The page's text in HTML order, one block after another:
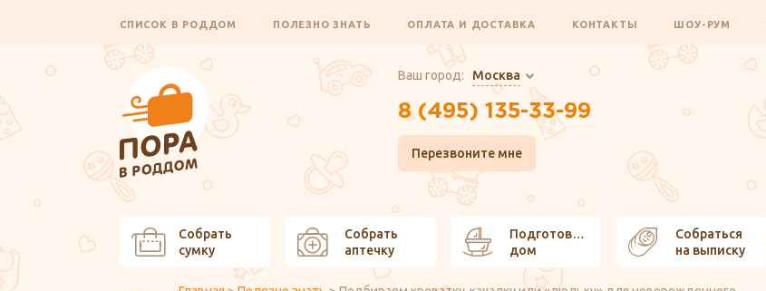
СПИСОК В РОДДОМ ПОЛЕЗНО ЗНАТЬ ОПЛАТА И ДОСТАВКА КОНТАКТЫ ШОУ-РУМ
Ваш город: Москва
8 (495) 135-33-99
Перезвоните мне
Собрать
сумку
Собрать
аптечку
Подготовить
дом
Собраться
на выписку